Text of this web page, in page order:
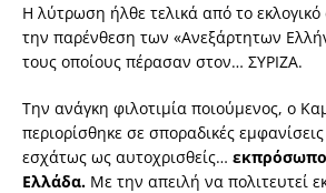
Η λύτρωση ήλθε τελικά από το
την παρένθεση των «Ανεξάρτητων
τους οποίους πέρασαν στον… ΣΥΡΙΖΑ.
Την ανάγκη φιλοτιμία ποιούμενος, ο
περιορίσθηκε σε σποραδικές
εσχάτως ως αυτοχρισθείς…
Ελλάδα. Με την απειλή να πολιτευτεί